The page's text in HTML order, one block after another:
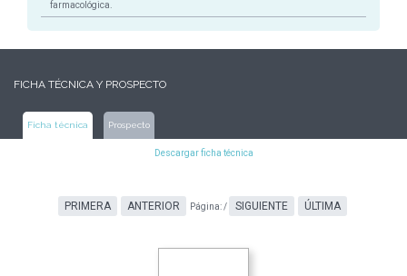
farmacológica.
FICHA TÉCNICA Y PROSPECTO
Ficha técnica Prospecto
Descargar ficha técnica
PRIMERA ANTERIOR Página:/ SIGUIENTE ÚLTIMA